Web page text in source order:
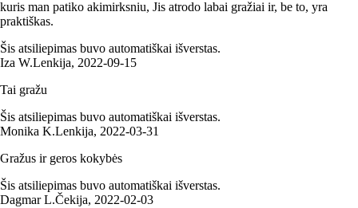
kuris man patiko akimirksniu, Jis atrodo labai gražiai ir, be to, yra
praktiškas.
Šis atsiliepimas buvo automatiškai išverstas.
Iza W.Lenkija, 2022‑09‑15
Tai gražu
Šis atsiliepimas buvo automatiškai išverstas.
Monika K.Lenkija, 2022‑03‑31
Gražus ir geros kokybės
Šis atsiliepimas buvo automatiškai išverstas.
Dagmar L.Čekija, 2022‑02‑03